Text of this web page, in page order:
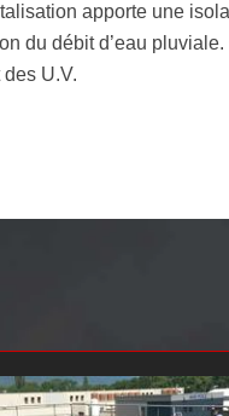
apporte une
du débit d’eau
U.V.